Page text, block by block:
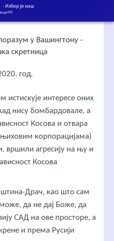
у Вашингтону -
скретница
год.
истискује интересе оних
нису бомбардовале, а
Косова и отвара
корпорацијама)
вршили агресију на њу и
Косова
Драч, као што сам
да не дај Боже, да
САД на ове просторе, а
и према Русији